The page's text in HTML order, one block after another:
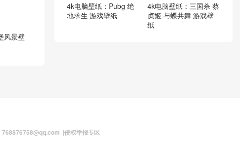
风景壁
4k电脑壁纸：Pubg 绝
地求生 游戏壁纸
4k电脑壁纸：三国杀 蔡
贞姬 与蝶共舞 游戏壁
纸
768876758@qq.com |侵权举报专区